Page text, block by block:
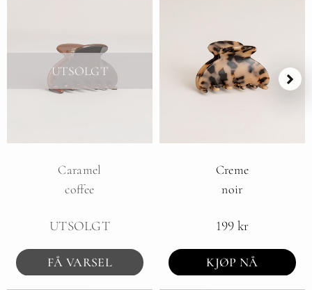
UTSOLGT
Caramel
coffee
UTSOLGT
FÅ VARSEL
Creme
noir
199 kr
KJØP NÅ